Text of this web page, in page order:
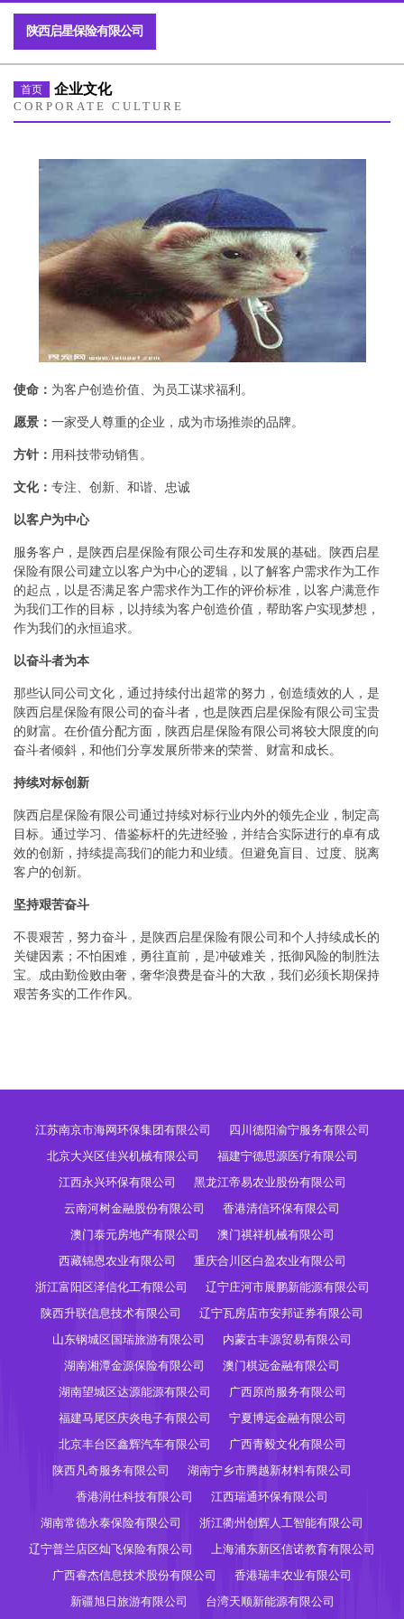
陕西启星保险有限公司
首页 企业文化
CORPORATE CULTURE
使命： 为客户创造价值、为员工谋求福利。
愿景： 一家受人尊重的企业，成为市场推崇的品牌。
方针： 用科技带动销售。
文化： 专注、创新、和谐、忠诚
以客户为中心
服务客户，是陕西启星保险有限公司生存和发展的基础。陕西启星
保险有限公司建立以客户为中心的逻辑，以了解客户需求作为工作
的起点，以是否满足客户需求作为工作的评价标准，以客户满意作
为我们工作的目标，以持续为客户创造价值，帮助客户实现梦想，
作为我们的永恒追求。
以奋斗者为本
那些认同公司文化，通过持续付出超常的努力，创造绩效的人，是
陕西启星保险有限公司的奋斗者，也是陕西启星保险有限公司宝贵
的财富。在价值分配方面，陕西启星保险有限公司将较大限度的向
奋斗者倾斜，和他们分享发展所带来的荣誉、财富和成长。
持续对标创新
陕西启星保险有限公司通过持续对标行业内外的领先企业，制定高
目标。通过学习、借鉴标杆的先进经验，并结合实际进行的卓有成
效的创新，持续提高我们的能力和业绩。但避免盲目、过度、脱离
客户的创新。
坚持艰苦奋斗
不畏艰苦，努力奋斗，是陕西启星保险有限公司和个人持续成长的
关键因素；不怕困难，勇往直前，是冲破难关，抵御风险的制胜法
宝。成由勤俭败由奢，奢华浪费是奋斗的大敌，我们必须长期保持
艰苦务实的工作作风。
江苏南京市海网环保集团有限公司
四川德阳渝宁服务有限公司
北京大兴区佳兴机械有限公司
福建宁德思源医疗有限公司
江西永兴环保有限公司
黑龙江帝易农业股份有限公司
云南河树金融股份有限公司
香港清信环保有限公司
澳门泰元房地产有限公司
澳门祺祥机械有限公司
西藏锦恩农业有限公司
重庆合川区白盈农业有限公司
浙江富阳区泽信化工有限公司
辽宁庄河市展鹏新能源有限公司
陕西升联信息技术有限公司
辽宁瓦房店市安邦证券有限公司
山东钢城区国瑞旅游有限公司
内蒙古丰源贸易有限公司
湖南湘潭金源保险有限公司
澳门棋远金融有限公司
湖南望城区达源能源有限公司
广西原尚服务有限公司
福建马尾区庆炎电子有限公司
宁夏博远金融有限公司
北京丰台区鑫辉汽车有限公司
广西青毅文化有限公司
陕西凡奇服务有限公司
湖南宁乡市腾越新材料有限公司
香港润仕科技有限公司
江西瑞通环保有限公司
湖南常德永泰保险有限公司
浙江衢州创辉人工智能有限公司
辽宁普兰店区灿飞保险有限公司
上海浦东新区信诺教育有限公司
广西睿杰信息技术股份有限公司
香港瑞丰农业有限公司
新疆旭日旅游有限公司
台湾天顺新能源有限公司